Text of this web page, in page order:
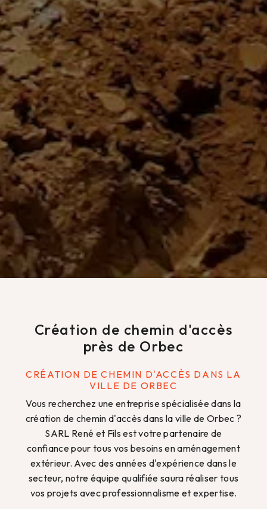
Création de chemin d'accès
près de Orbec
CRÉATION DE CHEMIN D'ACCÈS DANS LA
VILLE DE ORBEC
Vous recherchez une entreprise spécialisée dans la
création de chemin d'accès dans la ville de Orbec ?
SARL René et Fils est votre partenaire de
confiance pour tous vos besoins en aménagement
extérieur. Avec des années d'expérience dans le
secteur, notre équipe qualifiée saura réaliser tous
vos projets avec professionnalisme et expertise.